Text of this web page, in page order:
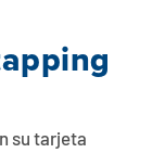
su tarjeta